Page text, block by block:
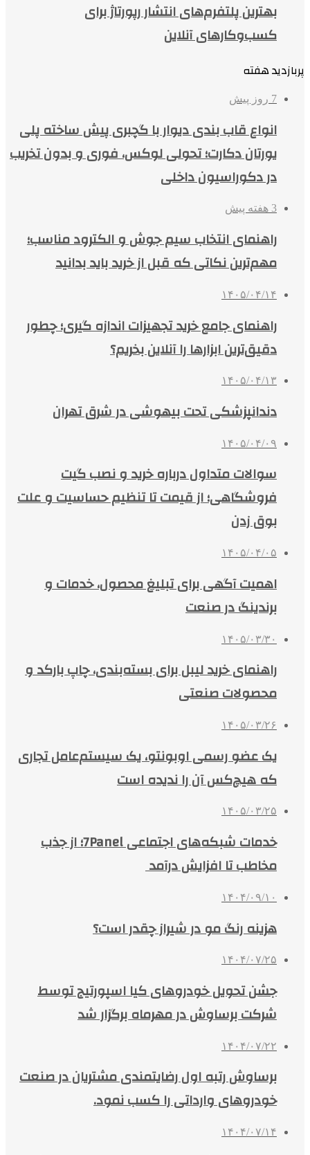
بهترین پلتفرم‌های انتشار رپورتاژ برای
کسب‌وکارهای آنلاین
پربازدید هفته
7 روز پیش
انواع قاب بندی دیوار با گچبری پیش ساخته پلی
یورتان دکارت؛ تحولی لوکس، فوری و بدون تخریب
در دکوراسیون داخلی
3 هفته پیش
راهنمای انتخاب سیم جوش و الکترود مناسب؛
مهم‌ترین نکاتی که قبل از خرید باید بدانید
۱۴۰۵/۰۴/۱۴
راهنمای جامع خرید تجهیزات اندازه گیری؛ چطور
دقیق‌ترین ابزارها را آنلاین بخریم؟
۱۴۰۵/۰۴/۱۳
دندانپزشکی تحت بیهوشی در شرق تهران
۱۴۰۵/۰۴/۰۹
سوالات متداول درباره خرید و نصب گیت
فروشگاهی؛ از قیمت تا تنظیم حساسیت و علت
بوق زدن
۱۴۰۵/۰۴/۰۵
اهمیت آگهی برای تبلیغ محصول، خدمات و
برندینگ در صنعت
۱۴۰۵/۰۳/۳۰
راهنمای خرید لیبل برای بسته‌بندی، چاپ بارکد و
محصولات صنعتی
۱۴۰۵/۰۳/۲۶
یک عضو رسمی اوبونتو، یک سیستم‌عامل تجاری
که هیچ‌کس آن را ندیده است
۱۴۰۵/۰۳/۲۵
خدمات شبکه‌های اجتماعی 7Panel؛ از جذب
مخاطب تا افزایش درآمد
۱۴۰۴/۰۹/۱۰
هزینه رنگ مو در شیراز چقدر است؟
۱۴۰۴/۰۷/۲۵
جشن تحویل خودروهای کیا اسپورتیج توسط
شرکت برساوش در مهرماه برگزار شد
۱۴۰۴/۰۷/۲۲
برساوش رتبه اول رضایتمندی مشتریان در صنعت
خودروهای وارداتی را کسب نمود.
۱۴۰۴/۰۷/۱۴